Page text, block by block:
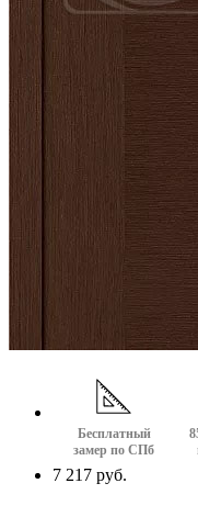
Бесплатный
замер по СПб
7 217 руб.